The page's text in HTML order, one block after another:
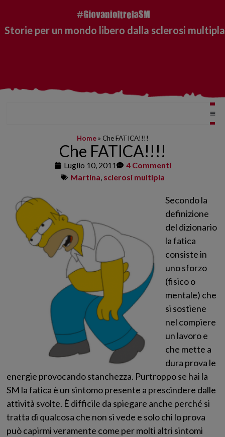
Storie per un mondo libero dalla sclerosi multipla
Home» Che FATICA!!!!
Che FATICA!!!!
Luglio 10, 2011
4 Commenti
Martina, sclerosi multipla
Secondo la
definizione
del dizionario
la fatica
consiste in
uno sforzo
(fisico o
mentale) che
si sostiene
nel compiere
un lavoro e
che mette a
dura prova le
energie provocando stanchezza. Purtroppo se hai la
SM la fatica è un sintomo presente a prescindere dalle
attività svolte. È difficile da spiegare anche perché si
tratta di qualcosa che non si vede e solo chi lo prova
può capirmi veramente come per molti altri sintomi